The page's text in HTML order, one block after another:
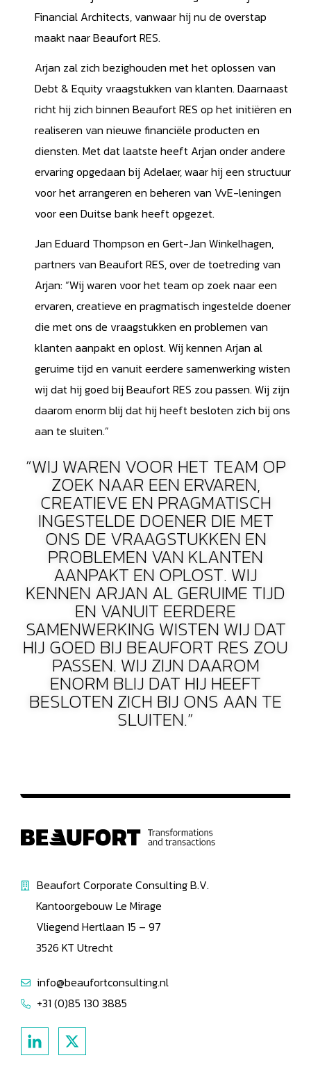
Financial Architects, vanwaar hij nu de overstap
maakt naar Beaufort RES.
Arjan zal zich bezighouden met het oplossen van
Debt & Equity vraagstukken van klanten. Daarnaast
richt hij zich binnen Beaufort RES op het initiëren en
realiseren van nieuwe financiële producten en
diensten. Met dat laatste heeft Arjan onder andere
ervaring opgedaan bij Adelaer, waar hij een structuur
voor het arrangeren en beheren van VvE-leningen
voor een Duitse bank heeft opgezet.
Jan Eduard Thompson en Gert-Jan Winkelhagen,
partners van Beaufort RES, over de toetreding van
Arjan: “Wij waren voor het team op zoek naar een
ervaren, creatieve en pragmatisch ingestelde doener
die met ons de vraagstukken en problemen van
klanten aanpakt en oplost. Wij kennen Arjan al
geruime tijd en vanuit eerdere samenwerking wisten
wij dat hij goed bij Beaufort RES zou passen. Wij zijn
daarom enorm blij dat hij heeft besloten zich bij ons
aan te sluiten.”
“WIJ WAREN VOOR HET TEAM OP
ZOEK NAAR EEN ERVAREN,
CREATIEVE EN PRAGMATISCH
INGESTELDE DOENER DIE MET
ONS DE VRAAGSTUKKEN EN
PROBLEMEN VAN KLANTEN
AANPAKT EN OPLOST. WIJ
KENNEN ARJAN AL GERUIME TIJD
EN VANUIT EERDERE
SAMENWERKING WISTEN WIJ DAT
HIJ GOED BIJ BEAUFORT RES ZOU
PASSEN. WIJ ZIJN DAAROM
ENORM BLIJ DAT HIJ HEEFT
BESLOTEN ZICH BIJ ONS AAN TE
SLUITEN.”
Beaufort Corporate Consulting B.V.
Kantoorgebouw Le Mirage
Vliegend Hertlaan 15 – 97
3526 KT Utrecht
info@beaufortconsulting.nl
+31 (0)85 130 3885